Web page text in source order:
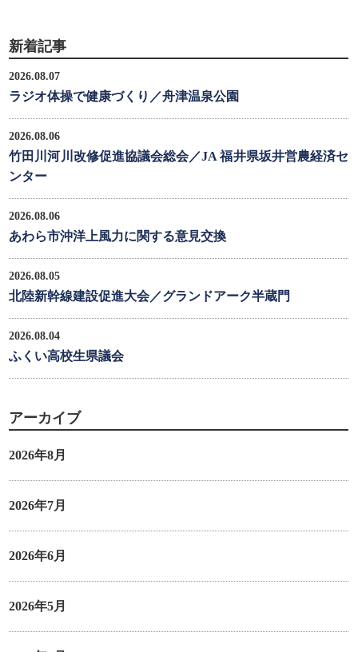
新着記事
2026.08.07
ラジオ体操で健康づくり／舟津温泉公園
2026.08.06
竹田川河川改修促進協議会総会／JA 福井県坂井営農経済セ
ンター
2026.08.06
あわら市沖洋上風力に関する意見交換
2026.08.05
北陸新幹線建設促進大会／グランドアーク半蔵門
2026.08.04
ふくい高校生県議会
アーカイブ
2026年8月
2026年7月
2026年6月
2026年5月